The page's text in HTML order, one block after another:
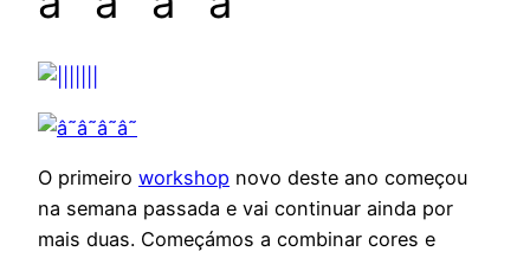
O primeiro workshop novo deste ano começou
na semana passada e vai continuar ainda por
mais duas. Começámos a combinar cores e